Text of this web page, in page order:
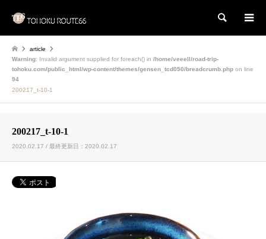
検索
article
Warning: Invalid argument supplied for foreach() in /home/veeell/road-trip-
tohoku.com/public_html/wp-content/themes/gensen_tcd050/breadcrumb.php on line
94
200217_t-10-1
200217_t-10-1
2020.02.17 / 最終更新日：2020.02.17